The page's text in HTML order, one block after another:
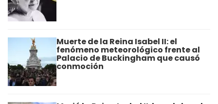
Muerte de la Reina Isabel II: el
fenómeno meteorológico frente al
Palacio de Buckingham que causó
conmoción